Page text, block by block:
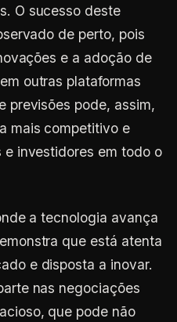
O sucesso deste
de perto, pois
e a adoção de
outras plataformas
previsões pode, assim,
mais competitivo e
investidores em todo o
a tecnologia avança
que está atenta
e disposta a inovar.
nas negociações
que pode não